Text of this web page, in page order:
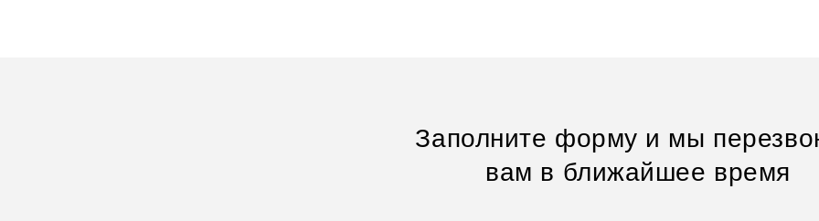
Заполните форму и мы
вам в ближайшее время